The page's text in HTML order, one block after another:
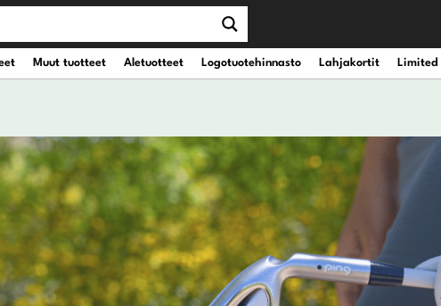
Muut tuotteet Aletuotteet Logotuotehinnasto Lahjakortit Limited